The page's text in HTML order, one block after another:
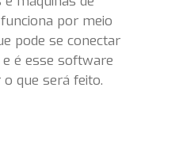
por meio
pode se conectar
é esse software
que será feito.